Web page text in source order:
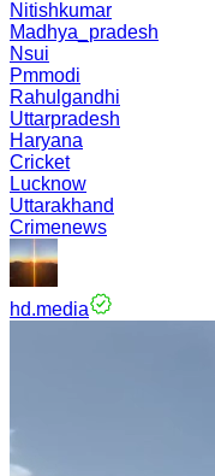
Nitishkumar
Madhya_pradesh
Nsui
Pmmodi
Rahulgandhi
Uttarpradesh
Haryana
Cricket
Lucknow
Uttarakhand
Crimenews
hd.media